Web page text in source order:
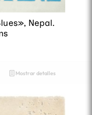
Nepal.
Mostrar detalles